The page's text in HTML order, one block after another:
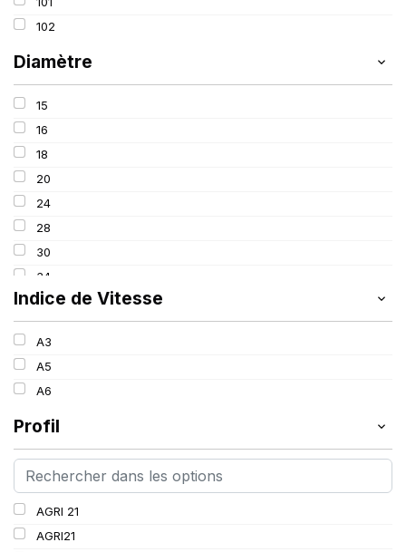
102
Diamètre
15
16
18
20
24
28
30
34
Indice de Vitesse
A3
A5
A6
Profil
AGRI 21
AGRI21